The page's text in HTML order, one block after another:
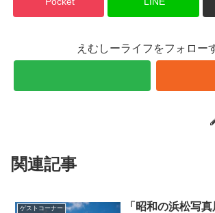
えむしーライフをフォロー
関連記事
ゲストコーナー
「昭和の浜松写